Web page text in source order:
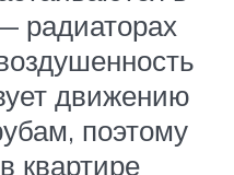
радиаторах
движению
поэтому
квартире